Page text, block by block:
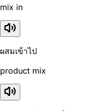
mix in
ผสมเข้าไป
product mix